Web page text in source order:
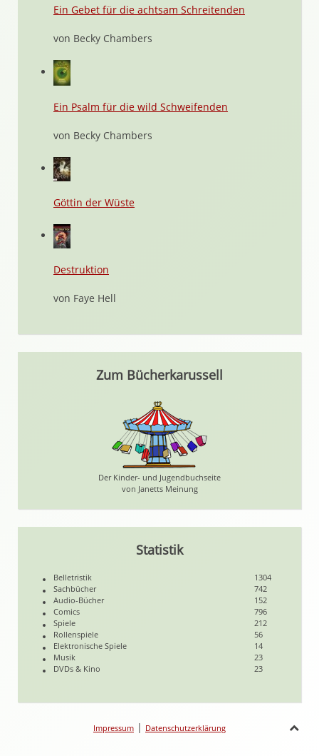
Ein Gebet für die achtsam Schreitenden
von Becky Chambers
Ein Psalm für die wild Schweifenden
von Becky Chambers
Göttin der Wüste
Destruktion
von Faye Hell
Zum Bücherkarussell
Der Kinder- und Jugendbuchseite
von Janetts Meinung
Statistik
Belletristik
1304
Sachbücher
742
Audio-Bücher
152
Comics
796
Spiele
212
Rollenspiele
56
Elektronische Spiele
14
Musik
23
DVDs & Kino
23
Impressum | Datenschutzerklärung